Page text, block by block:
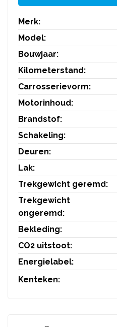
Merk:
Model:
Bouwjaar:
Kilometerstand:
Carrosserievorm:
Motorinhoud:
Brandstof:
Schakeling:
Deuren:
Lak:
Trekgewicht geremd:
Trekgewicht
ongeremd:
Bekleding:
CO2 uitstoot:
Energielabel:
Kenteken: